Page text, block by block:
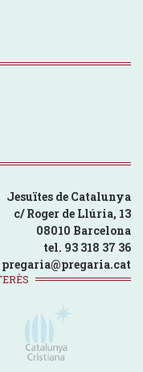
Jesuïtes de Catalunya
c/ Roger de Llúria, 13
08010 Barcelona
tel. 93 318 37 36
pregaria@pregaria.cat